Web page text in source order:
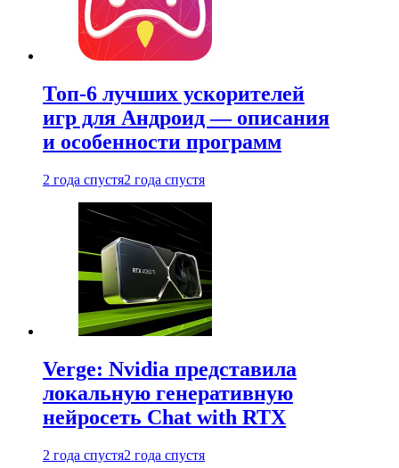
Топ-6 лучших ускорителей
игр для Андроид — описания
и особенности программ
2 года спустя2 года спустя
Verge: Nvidia представила
локальную генеративную
нейросеть Chat with RTX
2 года спустя2 года спустя